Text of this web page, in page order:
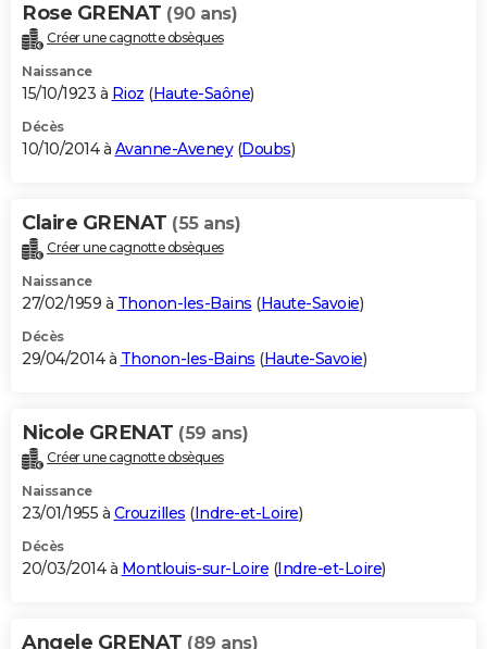
Rose GRENAT (90 ans)
Créer une cagnotte obsèques
Naissance
15/10/1923 à Rioz (Haute-Saône)
Décès
10/10/2014 à Avanne-Aveney(Doubs)
Claire GRENAT (55 ans)
Créer une cagnotte obsèques
Naissance
27/02/1959 à Thonon-les-Bains (Haute-Savoie)
Décès
29/04/2014 à Thonon-les-Bains (Haute-Savoie)
Nicole GRENAT (59 ans)
Créer une cagnotte obsèques
Naissance
23/01/1955 à Crouzilles (Indre-et-Loire)
Décès
20/03/2014 à Montlouis-sur-Loire (Indre-et-Loire)
Angele GRENAT (89 ans)